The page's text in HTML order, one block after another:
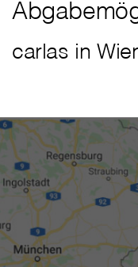
carlas in